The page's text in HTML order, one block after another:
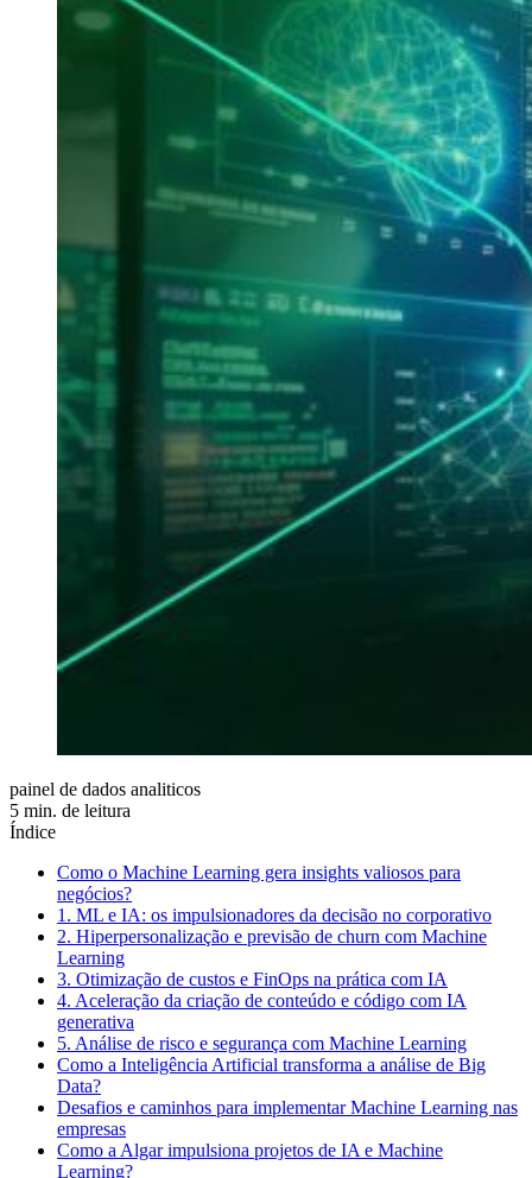
painel de dados analiticos
5 min. de leitura
Índice
Como o Machine Learning gera insights valiosos para
negócios?
1. ML e IA: os impulsionadores da decisão no corporativo
2. Hiperpersonalização e previsão de churn com Machine
Learning
3. Otimização de custos e FinOps na prática com IA
4. Aceleração da criação de conteúdo e código com IA
generativa
5. Análise de risco e segurança com Machine Learning
Como a Inteligência Artificial transforma a análise de Big
Data?
Desafios e caminhos para implementar Machine Learning nas
empresas
Como a Algar impulsiona projetos de IA e Machine
Learning?